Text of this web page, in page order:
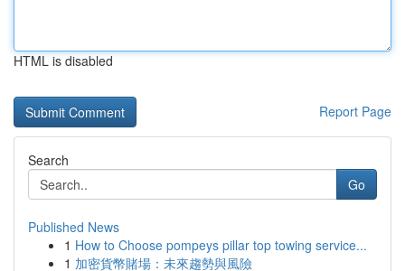
HTML is disabled
Report Page
Search
Go
Published News
1 How to Choose pompeys pillar top towing service...
1 加密貨幣賭場：未來趨勢與風險